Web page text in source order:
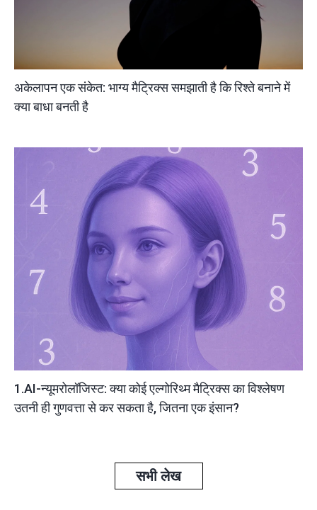
अकेलापन एक संकेत: भाग्य मैट्रिक्स समझाती है कि रिश्ते बनाने में
क्या बाधा बनती है
1.AI-न्यूमरोलॉजिस्ट: क्या कोई एल्गोरिथ्म मैट्रिक्स का विश्लेषण
उतनी ही गुणवत्ता से कर सकता है, जितना एक इंसान?
सभी लेख